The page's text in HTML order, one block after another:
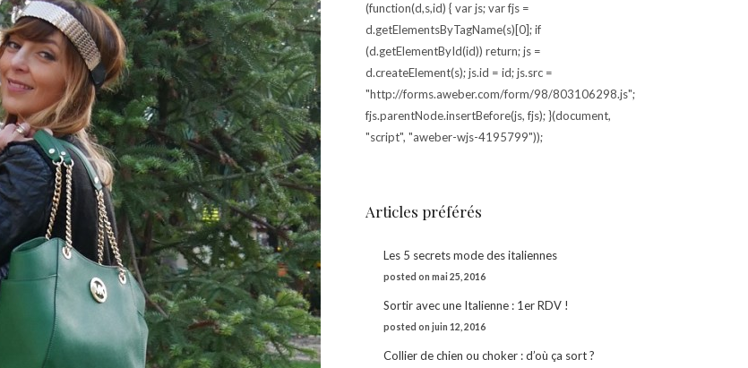
(function(d,s,id) { var js; var fjs =
d.getElementsByTagName(s)[0]; if
(d.getElementById(id)) return; js =
d.createElement(s); js.id = id; js.src =
"http://forms.aweber.com/form/98/803106298.js";
fjs.parentNode.insertBefore(js, fjs); }(document,
"script", "aweber-wjs-4195799"));
Articles préférés
Les 5 secrets mode des italiennes
posted on mai 25, 2016
Sortir avec une Italienne : 1er RDV !
posted on juin 12, 2016
Collier de chien ou choker : d’où ça sort ?